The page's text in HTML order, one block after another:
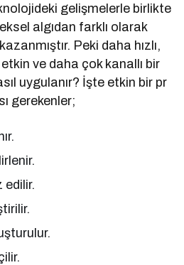
gelişmelerle birlikte
algıdan farklı olarak
Peki daha hızlı,
ve daha çok kanallı bir
uygulanır? İşte etkin bir pr
gerekenler;
edilir.